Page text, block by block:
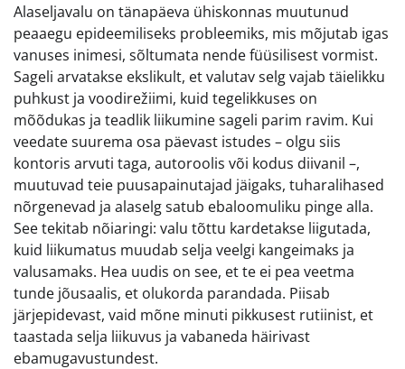
Alaseljavalu on tänapäeva ühiskonnas muutunud
peaaegu epideemiliseks probleemiks, mis mõjutab igas
vanuses inimesi, sõltumata nende füüsilisest vormist.
Sageli arvatakse ekslikult, et valutav selg vajab täielikku
puhkust ja voodirežiimi, kuid tegelikkuses on
mõõdukas ja teadlik liikumine sageli parim ravim. Kui
veedate suurema osa päevast istudes – olgu siis
kontoris arvuti taga, autoroolis või kodus diivanil –,
muutuvad teie puusapainutajad jäigaks, tuharalihased
nõrgenevad ja alaselg satub ebaloomuliku pinge alla.
See tekitab nõiaringi: valu tõttu kardetakse liigutada,
kuid liikumatus muudab selja veelgi kangeimaks ja
valusamaks. Hea uudis on see, et te ei pea veetma
tunde jõusaalis, et olukorda parandada. Piisab
järjepidevast, vaid mõne minuti pikkusest rutiinist, et
taastada selja liikuvus ja vabaneda häirivast
ebamugavustundest.